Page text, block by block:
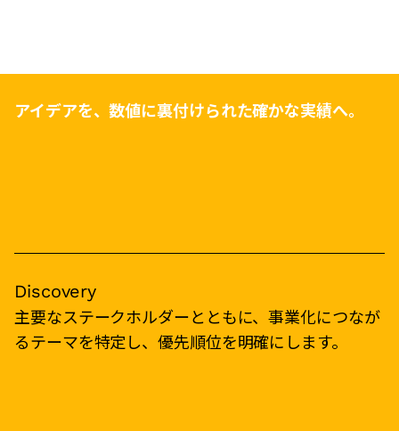
アイデアを、数値に裏付けられた確かな実績へ。
Discovery
主要なステークホルダーとともに、事業化につなが
るテーマを特定し、優先順位を明確にします。